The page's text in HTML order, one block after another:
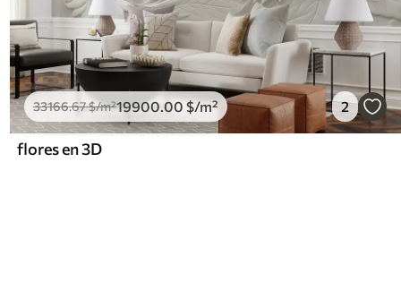
33166.67$/m²19900 .00 $/m² 2
flores en 3D